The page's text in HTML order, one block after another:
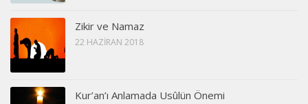
Zikir ve Namaz
22 HAZIRAN 2018
Kur’an’ı Anlamada Usûlün Önemi